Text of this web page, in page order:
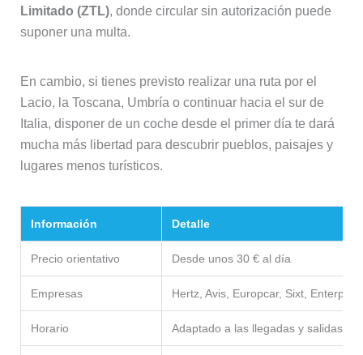
Limitado (ZTL), donde circular sin autorización puede
suponer una multa.
En cambio, si tienes previsto realizar una ruta por el
Lacio, la Toscana, Umbría o continuar hacia el sur de
Italia, disponer de un coche desde el primer día te dará
mucha más libertad para descubrir pueblos, paisajes y
lugares menos turísticos.
Información Detalle
Precio orientativo Desde unos 30 € al día
Empresas Hertz, Avis, Europcar, Sixt,
Horario Adaptado a las llegadas y salidas de